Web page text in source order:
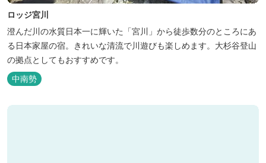
ロッジ宮川
澄んだ川の水質日本一に輝いた「宮川」から徒歩数分のところにあ
る日本家屋の宿。きれいな清流で川遊びも楽しめます。大杉谷登山
の拠点としてもおすすめです。
中南勢